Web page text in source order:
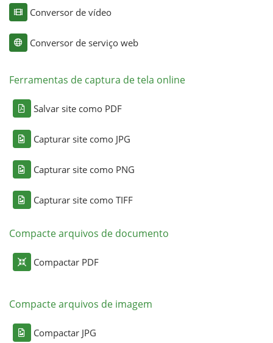
Conversor de vídeo
Conversor de serviço web
Ferramentas de captura de tela online
Salvar site como PDF
Capturar site como JPG
Capturar site como PNG
Capturar site como TIFF
Compacte arquivos de documento
Compactar PDF
Compacte arquivos de imagem
Compactar JPG